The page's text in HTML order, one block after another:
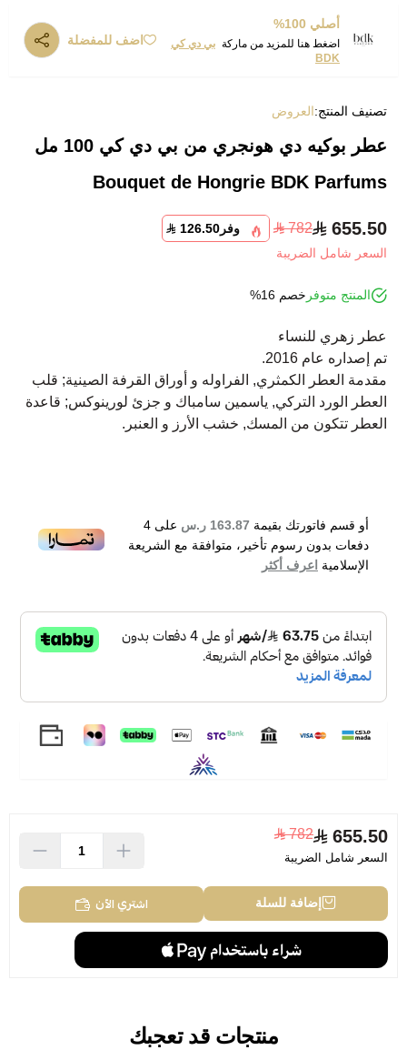
أصلي 100%
اضغط هنا للمزيد من ماركة بي دي كي
BDK
اضف للمفضلة
تصنيف المنتج:العروض
عطر بوكيه دي هونجري من بي دي كي 100 مل
Bouquet de Hongrie BDK Parfums
655.50
782 وفر 126.50
السعر شامل الضريبة
المنتج متوفر خصم 16%
عطر زهري للنساء
تم إصداره عام 2016.
مقدمة العطر الكمثري, الفراوله و أوراق القرفة الصينية; قلب
العطر الورد التركي, ياسمين سامباك و جزئ لورينوكس; قاعدة
العطر تتكون من المسك, خشب الأرز و العنبر.
أو قسم فاتورتك بقيمة 163.87 ر.س على 4
دفعات بدون رسوم تأخير، متوافقة مع الشريعة
الإسلامية اعرف أكثر
655.50
782
السعر شامل الضريبة
إضافة للسلة اشتري الآن
منتجات قد تعجبك